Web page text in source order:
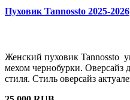
Пуховик Tannossto 2025-2026
Женский пуховик Tannossto
мехом чернобурки. Оверсайз
стиля. Стиль оверсайз